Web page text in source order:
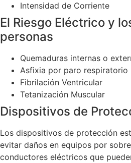
Intensidad de Corriente
El Riesgo Eléctrico y
personas
Quemaduras internas o
Asfixia por paro respiratorio
Fibrilación Ventricular
Tetanización Muscular
Dispositivos de
Los dispositivos de protección
evitar daños en equipos por
conductores eléctricos que